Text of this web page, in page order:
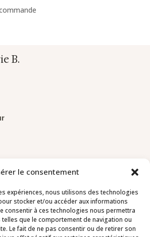
le consentement
expériences, nous utilisons des technologies
stocker et/ou accéder aux informations
consentir à ces technologies nous permettra
que le comportement de navigation ou
Le fait de ne pas consentir ou de retirer son
B.